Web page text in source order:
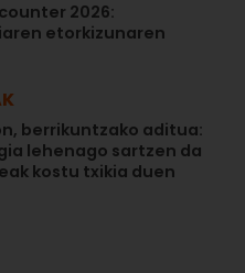
2026:
etorkizunaren
berrikuntzako aditua:
lehenago sartzen da
kostu txikia duen